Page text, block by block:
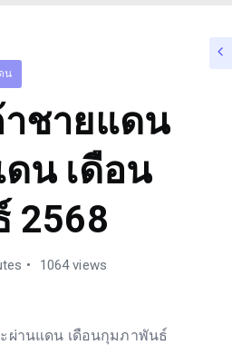
น
ชายแดน
น เดือน
2568
1064 views
ผ่านแดน เดือนกุมภาพันธ์